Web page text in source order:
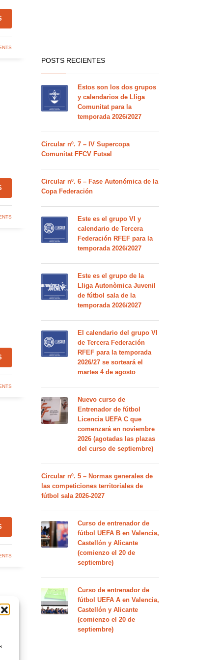
POSTS RECIENTES
Estos son los dos grupos
y calendarios de Lliga
Comunitat para la
temporada 2026/2027
Circular nº. 7 – IV Supercopa
Comunitat FFCV Futsal
Circular nº. 6 – Fase Autonómica de la
Copa Federación
Este es el grupo VI y
calendario de Tercera
Federación RFEF para la
temporada 2026/2027
Este es el grupo de la
Lliga Autonòmica Juvenil
de fútbol sala de la
temporada 2026/2027
El calendario del grupo VI
de Tercera Federación
RFEF para la temporada
2026/27 se sorteará el
martes 4 de agosto
Nuevo curso de
Entrenador de fútbol
Licencia UEFA C que
comenzará en noviembre
2026 (agotadas las plazas
del curso de septiembre)
Circular nº. 5 – Normas generales de
las competiciones territoriales de
fútbol sala 2026-2027
Curso de entrenador de
fútbol UEFA B en Valencia,
Castellón y Alicante
(comienzo el 20 de
septiembre)
Curso de entrenador de
fútbol UEFA A en Valencia,
Castellón y Alicante
(comienzo el 20 de
septiembre)